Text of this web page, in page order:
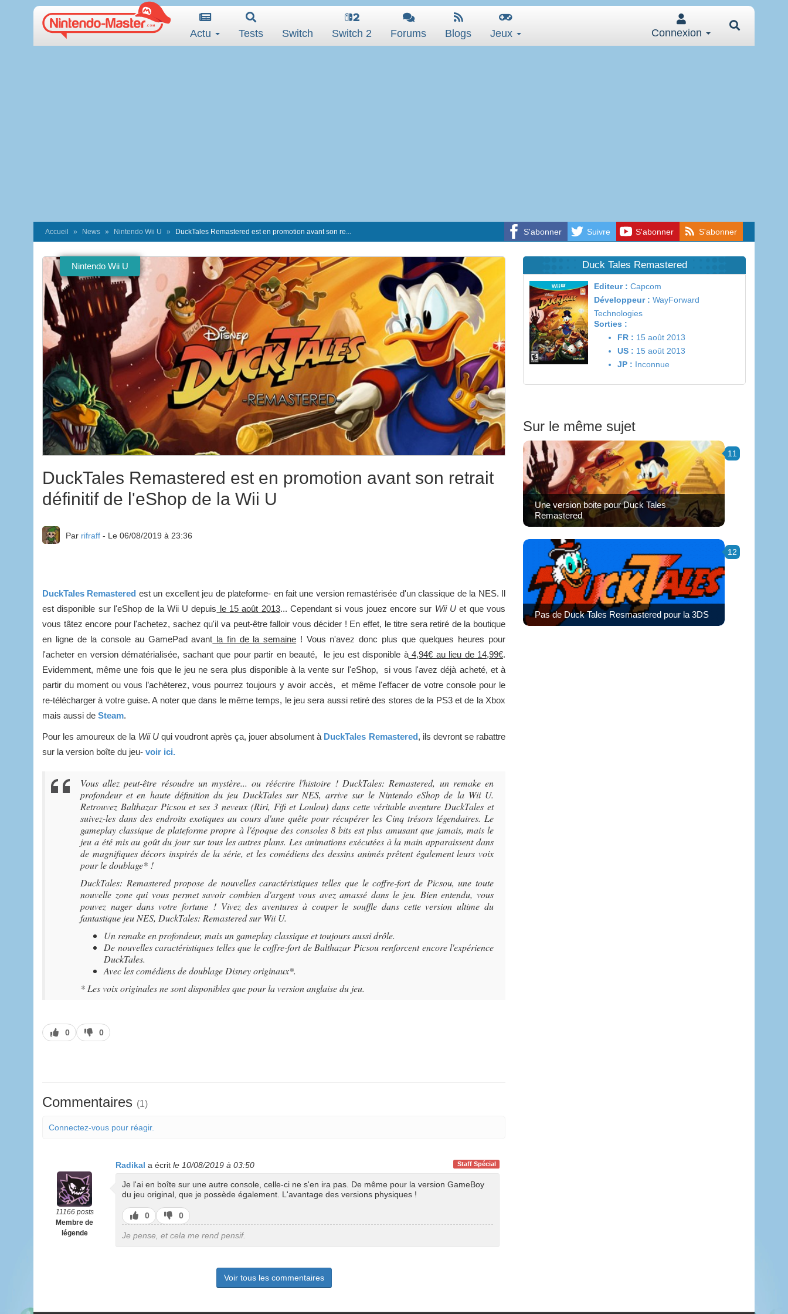
Actu Tests Switch Switch 2 Forums Blogs Jeux Connexion
S'abonner Suivre S'abonner S'abonner
Accueil News Nintendo Wii U DuckTales Remastered est en promotion avant son re...
Nintendo Wii U
DuckTales Remastered est en promotion avant son retrait
définitif de l'eShop de la Wii U
Par rifraff - Le 06/08/2019 à 23:36
DuckTales Remastered est un excellent jeu de plateforme- en fait une version remastérisée d'un classique de la NES. Il
est disponible sur l'eShop de la Wii U depuis le 15 août 2013... Cependant si vous jouez encore sur Wii Uet que vous
vous tâtez encore pour l'achetez, sachez qu'il va peut-être falloir vous décider ! En effet, le titre sera retiré de la boutique
en ligne de la console au GamePad avant la fin de la semaine ! Vous n'avez donc plus que quelques heures pour
l'acheter en version dématérialisée, sachant que pour partir en beauté, le jeu est disponible à4,94€ au lieu de 14,99€.
Evidemment, même une fois que le jeu ne sera plus disponible à la vente sur l'eShop, si vous l'avez déjà acheté, et à
partir du moment ou vous l’achèterez, vous pourrez toujours y avoir accès, et même l'effacer de votre console pour le
re-télécharger à votre guise. A noter que dans le même temps, le jeu sera aussi retiré des stores de la PS3 et de la Xbox
mais aussi de Steam.
Pour les amoureux de la Wii Uqui voudront après ça, jouer absolument à DuckTales Remastered, ils devront se rabattre
sur la version boîte du jeu- voir ici.
Vous allez peut-être résoudre un mystère... ou réécrire l'histoire ! DuckTales: Remastered, un remake en
profondeur et en haute définition du jeu DuckTales sur NES, arrive sur le Nintendo eShop de la Wii U.
Retrouvez Balthazar Picsou et ses 3 neveux (Riri, Fifi et Loulou) dans cette véritable aventure DuckTales et
suivez-les dans des endroits exotiques au cours d'une quête pour récupérer les Cinq trésors légendaires. Le
gameplay classique de plateforme propre à l'époque des consoles 8 bits est plus amusant que jamais, mais le
jeu a été mis au goût du jour sur tous les autres plans. Les animations exécutées à la main apparaissent dans
de magnifiques décors inspirés de la série, et les comédiens des dessins animés prêtent également leurs voix
pour le doublage* !
DuckTales: Remastered propose de nouvelles caractéristiques telles que le coffre-fort de Picsou, une toute
nouvelle zone qui vous permet savoir combien d'argent vous avez amassé dans le jeu. Bien entendu, vous
pouvez nager dans votre fortune ! Vivez des aventures à couper le souffle dans cette version ultime du
fantastique jeu NES, DuckTales: Remastered sur Wii U.
Un remake en profondeur, mais un gameplay classique et toujours aussi drôle.
De nouvelles caractéristiques telles que le coffre-fort de Balthazar Picsou renforcent encore l'expérience
DuckTales.
Avec les comédiens de doublage Disney originaux*.
* Les voix originales ne sont disponibles que pour la version anglaise du jeu.
J’aime
0
J’aime
pas
0
Commentaires (1)
Connectez-vous pour réagir.
11166 posts
Membre de
légende
Staff Spécial
Radikal a écrit le 10/08/2019 à 03:50
Je l'ai en boîte sur une autre console, celle-ci ne s'en ira pas. De même pour la version GameBoy
du jeu original, que je possède également. L'avantage des versions physiques !
J’aime
0
J’aime
pas
0
Je pense, et cela me rend pensif.
Voir tous les commentaires
Duck Tales Remastered
Editeur : Capcom
Développeur : WayForward
Technologies
Sorties :
FR : 15 août 2013
US : 15 août 2013
JP : Inconnue
Sur le même sujet
11
Une version boite pour Duck Tales
Remastered
12
Pas de Duck Tales Resmastered pour la 3DS